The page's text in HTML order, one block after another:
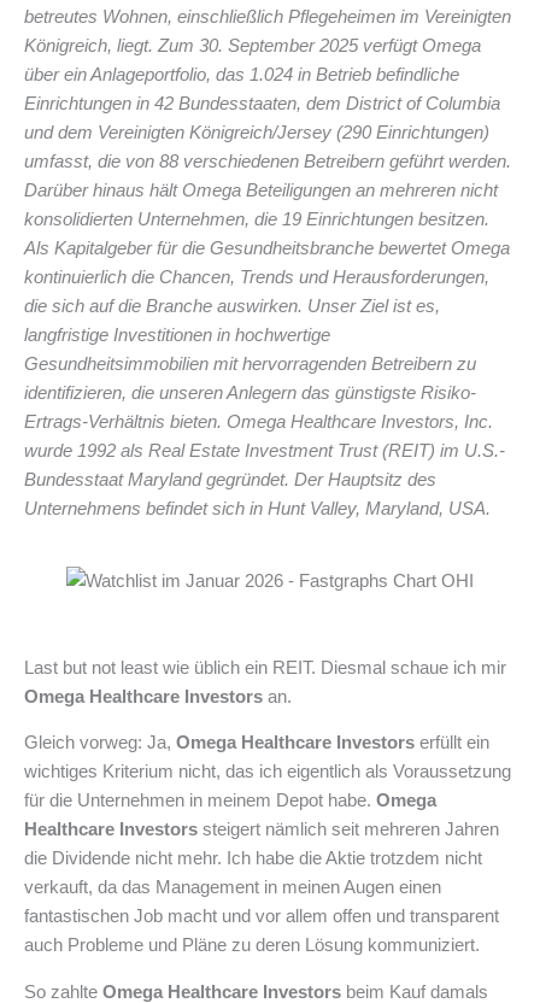
betreutes Wohnen, einschließlich Pflegeheimen im Vereinigten
Königreich, liegt. Zum 30. September 2025 verfügt Omega
über ein Anlageportfolio, das 1.024 in Betrieb befindliche
Einrichtungen in 42 Bundesstaaten, dem District of Columbia
und dem Vereinigten Königreich/Jersey (290 Einrichtungen)
umfasst, die von 88 verschiedenen Betreibern geführt werden.
Darüber hinaus hält Omega Beteiligungen an mehreren nicht
konsolidierten Unternehmen, die 19 Einrichtungen besitzen.
Als Kapitalgeber für die Gesundheitsbranche bewertet Omega
kontinuierlich die Chancen, Trends und Herausforderungen,
die sich auf die Branche auswirken. Unser Ziel ist es,
langfristige Investitionen in hochwertige
Gesundheitsimmobilien mit hervorragenden Betreibern zu
identifizieren, die unseren Anlegern das günstigste Risiko-
Ertrags-Verhältnis bieten. Omega Healthcare Investors, Inc.
wurde 1992 als Real Estate Investment Trust (REIT) im U.S.-
Bundesstaat Maryland gegründet. Der Hauptsitz des
Unternehmens befindet sich in Hunt Valley, Maryland, USA.
Last but not least wie üblich ein REIT. Diesmal schaue ich mir
Omega Healthcare Investors an.
Gleich vorweg: Ja, Omega Healthcare Investors erfüllt ein
wichtiges Kriterium nicht, das ich eigentlich als Voraussetzung
für die Unternehmen in meinem Depot habe. Omega
Healthcare Investors steigert nämlich seit mehreren Jahren
die Dividende nicht mehr. Ich habe die Aktie trotzdem nicht
verkauft, da das Management in meinen Augen einen
fantastischen Job macht und vor allem offen und transparent
auch Probleme und Pläne zu deren Lösung kommuniziert.
So zahlte Omega Healthcare Investors beim Kauf damals